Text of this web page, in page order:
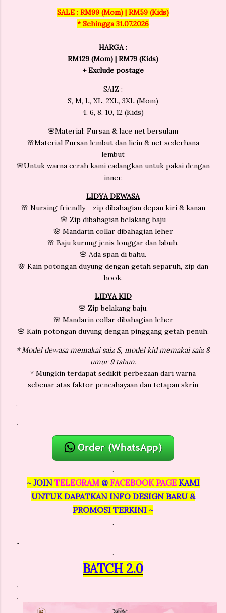
SALE : RM99 (Mom) | RM59 (Kids)
* Sehingga 31.07.2026
HARGA :
RM129 (Mom) | RM79 (Kids)
+ Exclude postage
SAIZ :
S, M, L, XL, 2XL, 3XL (Mom)
4, 6, 8, 10, 12 (Kids)
🌸Material: Fursan & lace net bersulam
🌸Material Fursan lembut dan licin & net sederhana
lembut
🌸Untuk warna cerah kami cadangkan untuk pakai dengan
inner.
LIDYADEWASA
🌸 Nursing friendly - zip dibahagian depan kiri & kanan
🌸 Zip dibahagian belakang baju
🌸 Mandarin collar dibahagian leher
🌸 Baju kurung jenis longgar dan labuh.
🌸 Ada span di bahu.
🌸 Kain potongan duyung dengan getah separuh, zip dan
hook.
LIDYAKID
🌸 Zip belakang baju.
🌸 Mandarin collar dibahagian leher
🌸 Kain potongan duyung dengan pinggang getah penuh.
* Model dewasa memakai saiz S, model kid memakai saiz 8
umur 9 tahun.
* Mungkin terdapat sedikit perbezaan dari warna
sebenar atas faktor pencahayaan dan tetapan skrin
.
.
.
~ JOIN TELEGRAM@ FACEBOOK PAGEKAMI
UNTUK DAPATKAN INFO DESIGN BARU &
PROMOSI TERKINI ~
.
..
.
BATCH 2.0
.
.